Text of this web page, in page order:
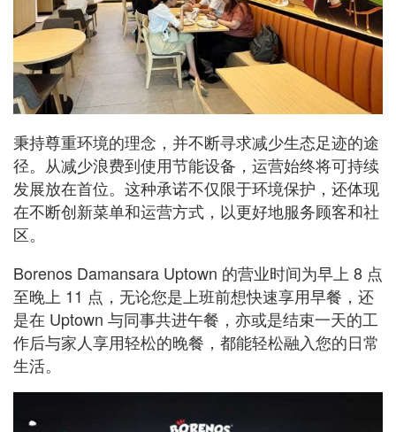
秉持尊重环境的理念，并不断寻求减少生态足迹的途
径。从减少浪费到使用节能设备，运营始终将可持续
发展放在首位。这种承诺不仅限于环境保护，还体现
在不断创新菜单和运营方式，以更好地服务顾客和社
区。
Borenos Damansara Uptown 的营业时间为早上 8 点
至晚上 11 点，无论您是上班前想快速享用早餐，还
是在 Uptown 与同事共进午餐，亦或是结束一天的工
作后与家人享用轻松的晚餐，都能轻松融入您的日常
生活。